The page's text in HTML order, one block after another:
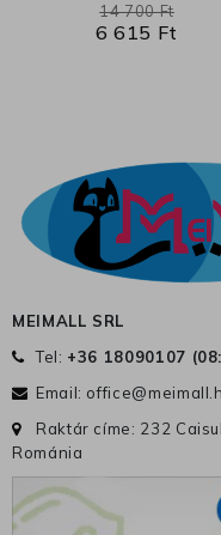
6 615 Ft
14 700 Ft
MEIMALL SRL
Tel: +36 18090107 (
Email:
Raktár címe: 232
Románia